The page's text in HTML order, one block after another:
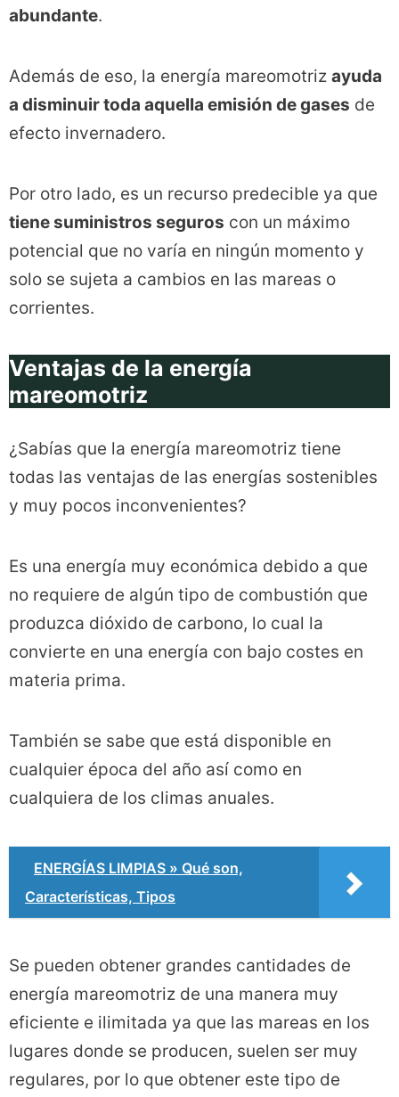
abundante.
Además de eso, la energía mareomotriz ayuda
a disminuir toda aquella emisión de gases de
efecto invernadero.
Por otro lado, es un recurso predecible ya que
tiene suministros seguros con un máximo
potencial que no varía en ningún momento y
solo se sujeta a cambios en las mareas o
corrientes.
Ventajas de la energía
mareomotriz
¿Sabías que la energía mareomotriz tiene
todas las ventajas de las energías sostenibles
y muy pocos inconvenientes?
Es una energía muy económica debido a que
no requiere de algún tipo de combustión que
produzca dióxido de carbono, lo cual la
convierte en una energía con bajo costes en
materia prima.
También se sabe que está disponible en
cualquier época del año así como en
cualquiera de los climas anuales.
ENERGÍAS LIMPIAS » Qué son,
Características, Tipos
Se pueden obtener grandes cantidades de
energía mareomotriz de una manera muy
eficiente e ilimitada ya que las mareas en los
lugares donde se producen, suelen ser muy
regulares, por lo que obtener este tipo de